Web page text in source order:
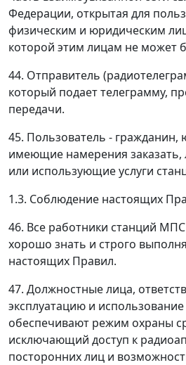
Федерации, открытая для
физическим и юридическим
которой этим лицам не может
44. Отправитель
который подает телеграмму,
передачи.
45. Пользователь - гражданин,
имеющие намерения
или использующие услуги
1.3. Соблюдение настоящих
46. Все работники станций
хорошо знать и строго
настоящих Правил.
47. Должностные лица,
эксплуатацию и
обеспечивают режим охраны
исключающий доступ к
посторонних лиц и